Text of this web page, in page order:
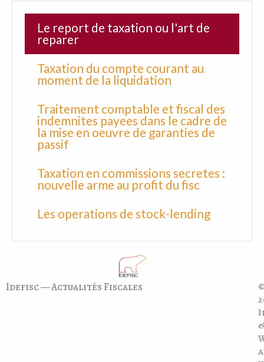
Le report de taxation ou l'art de
reparer
Taxation du compte courant au
moment de la liquidation
Traitement comptable et fiscal des
indemnites payees dans le cadre de
la mise en oeuvre de garanties de
passif
Taxation en commissions secretes :
nouvelle arme au profit du fisc
Les operations de stock-lending
Idefisc — Actualités Fiscales